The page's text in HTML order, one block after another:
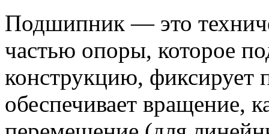
Подшипник — это
частью опоры, которое
конструкцию, фиксирует
обеспечивает вращение,